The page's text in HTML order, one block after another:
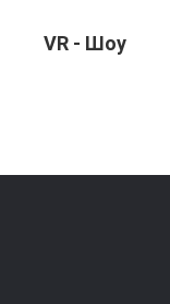
VR - Шоу